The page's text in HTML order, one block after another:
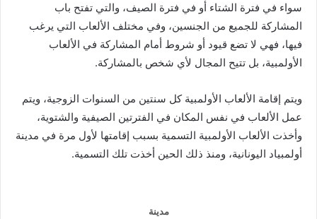
سواء في فترة الشتاء أو في فترة الصيف، والتي تفتح باب
المشاركة للجميع من الجنسين، وفي مختلف الألعاب التي يرغب
فيها، فهي لا تضع قيود أو شروط أمام المشاركة في الألعاب
الأولمبية، بل تتيح المجال لأي شخص بالمشاركة.
ويتم إقامة الألعاب الأولمبية كل سنتين من السنوات الزوجية، ويتم
عمل الألعاب في نفس المكان في الفترتين الصيفية والشتوية،
وأخذت الألعاب الأولمبية التسمية بسبب إقامتها لأول مرة في مدينة
أولمبياد اليونانية، ومنذ ذلك الحين أخذت تلك التسمية.
مدينة